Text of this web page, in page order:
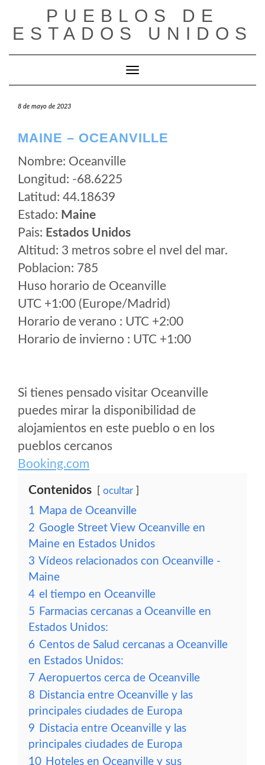
contenido
PUEBLOS DE
ESTADOS UNIDOS
Cambiar modo de navegación
8 de mayo de 2023
MAINE – OCEANVILLE
Nombre: Oceanville
Longitud: -68.6225
Latitud: 44.18639
Estado: Maine
Pais: Estados Unidos
Altitud: 3 metros sobre el nvel del mar.
Poblacion: 785
Huso horario de Oceanville
UTC +1:00 (Europe/Madrid)
Horario de verano : UTC +2:00
Horario de invierno : UTC +1:00
Si tienes pensado visitar Oceanville
puedes mirar la disponibilidad de
alojamientos en este pueblo o en los
pueblos cercanos
Booking.com
Contenidos ocultar
1 Mapa de Oceanville
2 Google Street View Oceanville en
Maine en Estados Unidos
3 Vídeos relacionados con Oceanville -
Maine
4 el tiempo en Oceanville
5 Farmacias cercanas a Oceanville en
Estados Unidos:
6 Centos de Salud cercanas a Oceanville
en Estados Unidos:
7 Aeropuertos cerca de Oceanville
8 Distancia entre Oceanville y las
principales ciudades de Europa
9 Distacia entre Oceanville y las
principales ciudades de Europa
10 Hoteles en Oceanville y sus